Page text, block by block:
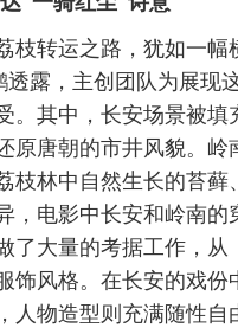
枝转运之路，犹如一幅
露，主创团队为展现
其中，长安场景被填
原唐朝的市井风貌。岭
枝林中自然生长的苔藓
，电影中长安和岭南的
了大量的考据工作，从
饰风格。在长安的戏份
物造型则充满随性自